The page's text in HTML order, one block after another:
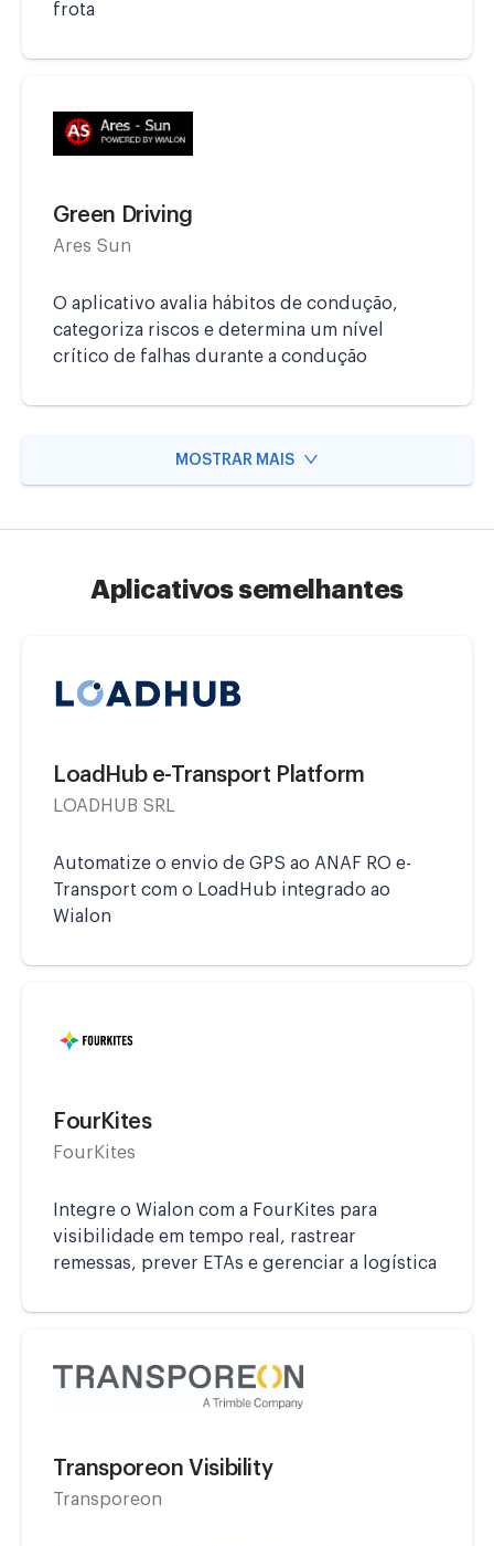
frota
Green Driving
Ares Sun
O aplicativo avalia hábitos de condução,
categoriza riscos e determina um nível
crítico de falhas durante a condução
MOSTRAR MAIS
Aplicativos semelhantes
LoadHub e-Transport Platform
LOADHUB SRL
Automatize o envio de GPS ao ANAF RO e-
Transport com o LoadHub integrado ao
Wialon
FourKites
FourKites
Integre o Wialon com a FourKites para
visibilidade em tempo real, rastrear
remessas, prever ETAs e gerenciar a logística
Transporeon Visibility
Transporeon